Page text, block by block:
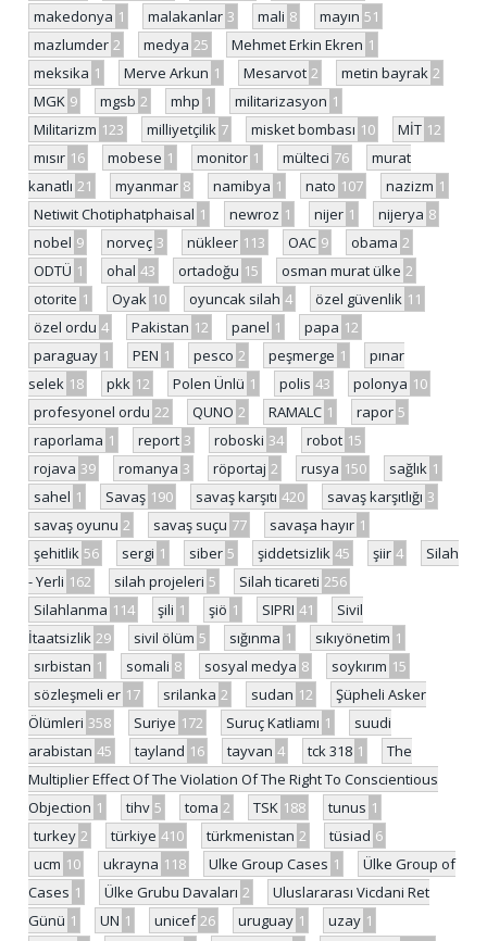
makedonya 1 malakanlar 3 mali 8 mayın 51
mazlumder 2 medya 25 Mehmet Erkin Ekren 1
meksika 1 Merve Arkun 1 Mesarvot 2 metin bayrak 2
MGK 9 mgsb 2 mhp 1 militarizasyon 1
Militarizm 123 milliyetçilik 7 misket bombası 10 MİT 12
mısır 16 mobese 1 monitor 1 mülteci 76
murat
kanatlı 21 myanmar 8 namibya 1 nato 107 nazizm 1
Netiwit Chotiphatphaisal 1 newroz 1 nijer 1 nijerya 8
nobel 9 norveç 3 nükleer 113 OAC 9 obama 2
ODTÜ 1 ohal 43 ortadoğu 15 osman murat ülke 2
otorite 1 Oyak 10 oyuncak silah 4 özel güvenlik 11
özel ordu 4 Pakistan 12 panel 1 papa 12
paraguay 1 PEN 1 pesco 2 peşmerge 1
pınar
selek 18 pkk 12 Polen Ünlü 1 polis 43 polonya 10
profesyonel ordu 22 QUNO 2 RAMALC 1 rapor 5
raporlama 1 report 3 roboski 34 robot 15
rojava 39 romanya 3 röportaj 2 rusya 150 sağlık 1
sahel 1 Savaş 190 savaş karşıtı 420 savaş karşıtlığı 3
savaş oyunu 2 savaş suçu 77 savaşa hayır 1
şehitlik 56 sergi 1 siber 5 şiddetsizlik 45 şiir 4
Silah
- Yerli 162 silah projeleri 5 Silah ticareti 256
Silahlanma 114 şili 1 şiö 1 SIPRI 41
Sivil
İtaatsizlik 29 sivil ölüm 5 sığınma 1 sıkıyönetim 1
sırbistan 1 somali 8 sosyal medya 8 soykırım 15
sözleşmeli er 17 srilanka 2 sudan 12
Şüpheli Asker
Ölümleri 358 Suriye 172 Suruç Katliamı 1
suudi
arabistan 45 tayland 16 tayvan 4 tck 318 1
The
Multiplier Effect Of The Violation Of The Right To Conscientious
Objection 1 tihv 5 toma 2 TSK 188 tunus 1
turkey 2 türkiye 410 türkmenistan 2 tüsiad 6
ucm 10 ukrayna 118 Ulke Group Cases 1
Ülke Group of
Cases 1 Ülke Grubu Davaları 2
Uluslararası Vicdani Ret
Günü 1 UN 1 unicef 26 uruguay 1 uzay 1